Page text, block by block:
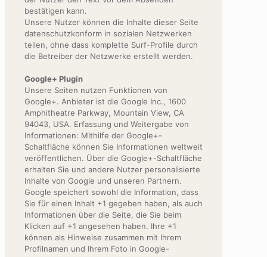
bestätigen kann.
Unsere Nutzer können die Inhalte dieser Seite
datenschutzkonform in sozialen Netzwerken
teilen, ohne dass komplette Surf-Profile durch
die Betreiber der Netzwerke erstellt werden.
Google+ Plugin
Unsere Seiten nutzen Funktionen von
Google+. Anbieter ist die Google Inc., 1600
Amphitheatre Parkway, Mountain View, CA
94043, USA. Erfassung und Weitergabe von
Informationen: Mithilfe der Google+-
Schaltfläche können Sie Informationen weltweit
veröffentlichen. Über die Google+-Schaltfläche
erhalten Sie und andere Nutzer personalisierte
Inhalte von Google und unseren Partnern.
Google speichert sowohl die Information, dass
Sie für einen Inhalt +1 gegeben haben, als auch
Informationen über die Seite, die Sie beim
Klicken auf +1 angesehen haben. Ihre +1
können als Hinweise zusammen mit Ihrem
Profilnamen und Ihrem Foto in Google-